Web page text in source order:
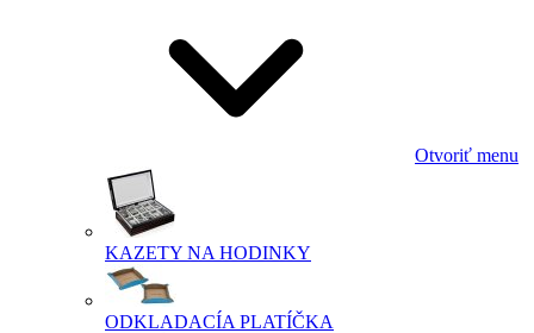
Otvoriť menu
KAZETY NA HODINKY
ODKLADACÍA PLATÍČKA